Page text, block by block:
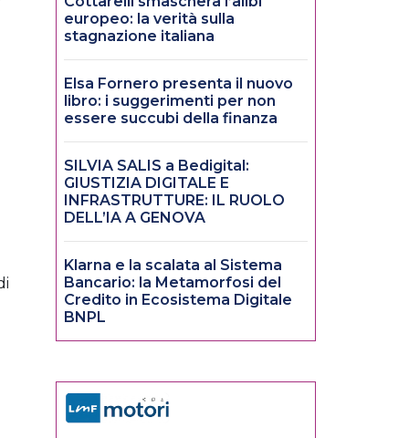
europeo: la verità sulla
stagnazione italiana
Elsa Fornero presenta il nuovo
libro: i suggerimenti per non
essere succubi della finanza
SILVIA SALIS a Bedigital:
GIUSTIZIA DIGITALE E
INFRASTRUTTURE: IL RUOLO
DELL’IA A GENOVA
Klarna e la scalata al Sistema
Bancario: la Metamorfosi del
Credito in Ecosistema Digitale
BNPL